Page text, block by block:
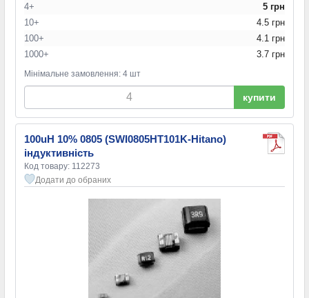
4+
5 грн
10+
4.5 грн
100+
4.1 грн
1000+
3.7 грн
Мінімальне замовлення: 4 шт
купити
100uH 10% 0805 (SWI0805HT101K-Hitano)
індуктивність
Код товару: 112273
Додати до обраних